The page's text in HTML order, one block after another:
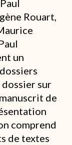
Rouart,
un
sur
de
comprend
de textes